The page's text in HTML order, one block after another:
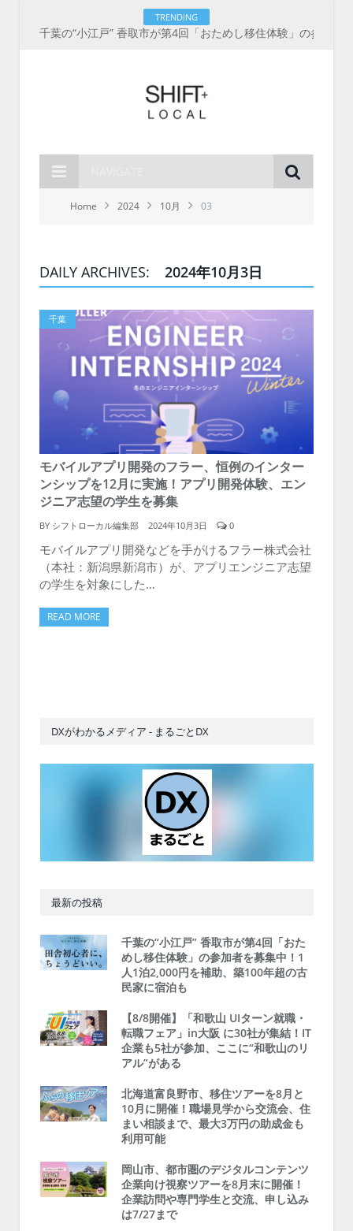
TRENDING
Home 2024 10月 03
DAILY ARCHIVES: 2024年10月3日
千葉
モバイルアプリ開発のフラー、恒例のインター
ンシップを12月に実施！アプリ開発体験、エン
ジニア志望の学生を募集
BY シフトローカル編集部 2024年10月3日 0
モバイルアプリ開発などを手がけるフラー株式会社
（本社：新潟県新潟市）が、アプリエンジニア志望
の学生を対象にした…
READ MORE
DXがわかるメディア - まるごとDX
最新の投稿
千葉の“小江戸” 香取市が第4回「おた
めし移住体験」の参加者を募集中！1
人1泊2,000円を補助、築100年超の古
民家に宿泊も
【8/8開催】「和歌山 UIターン就職・
転職フェア」in大阪 に30社が集結！IT
企業も5社が参加、ここに“和歌山のリ
アル”がある
北海道富良野市、移住ツアーを8月と
10月に開催！職場見学から交流会、住
まい相談まで、最大3万円の助成金も
利用可能
岡山市、都市圏のデジタルコンテンツ
企業向け視察ツアーを8月末に開催！
企業訪問や専門学生と交流、申し込み
は7/27まで